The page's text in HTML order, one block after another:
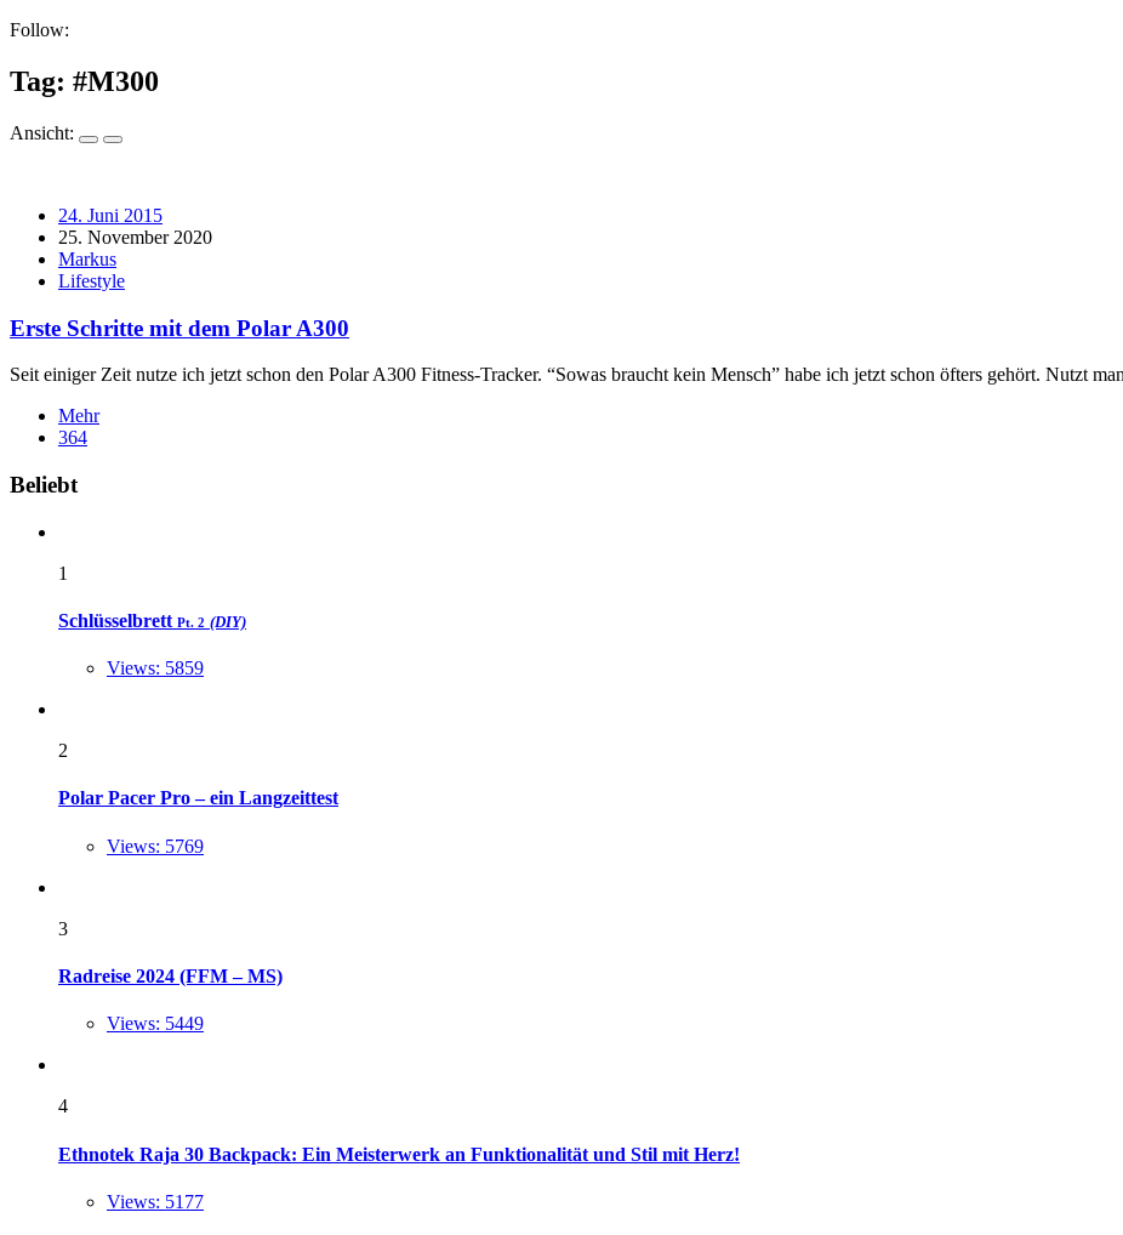
Follow:
Tag: #M300
Ansicht:
24. Juni 2015
25. November 2020
Markus
Lifestyle
Erste Schritte mit dem Polar A300
Seit einiger Zeit nutze ich jetzt schon den Polar A300 Fitness-Tracker. “Sowas braucht kein Mensch” habe ich jetzt schon öfters gehört. Nutzt
Mehr
364
Widgets
Beliebt
1
Schlüsselbrett Pt. 2 (DIY)
Views: 5859
2
Polar Pacer Pro – ein Langzeittest
Views: 5769
3
Radreise 2024 (FFM – MS)
Views: 5449
4
Ethnotek Raja 30 Backpack: Ein Meisterwerk an Funktionalität und Stil mit Herz!
Views: 5177